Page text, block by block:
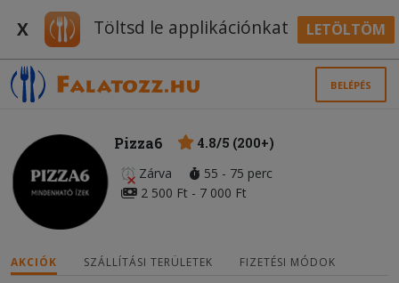
X Töltsd le applikációnkat LETÖLTÖM
BELÉPÉS
Pizza6
4.8/5 (200+)
Zárva
55 - 75 perc
2 500 Ft - 7 000 Ft
AKCIÓK SZÁLLÍTÁSI TERÜLETEK FIZETÉSI MÓDOK